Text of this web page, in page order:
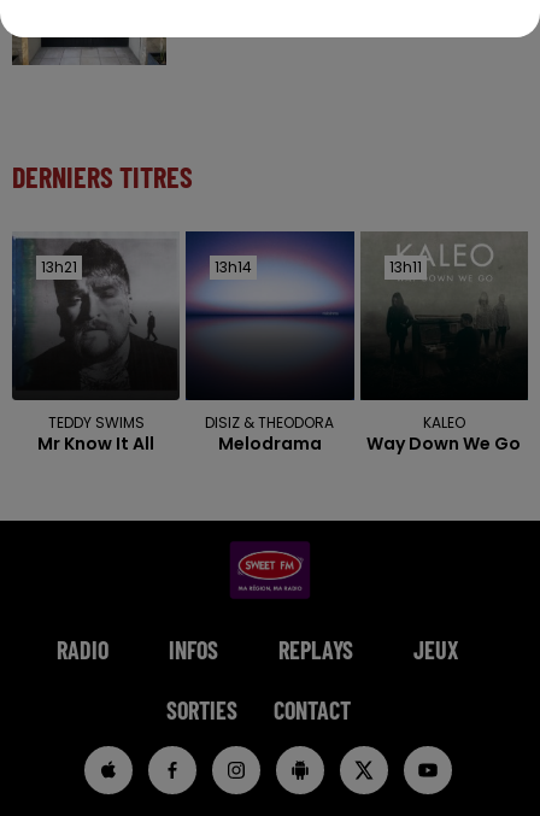
DERNIERS TITRES
13h21
13h21
TEDDY SWIMS
Mr Know It All
13h14
13h14
DISIZ & THEODORA
Melodrama
13h11
13h11
KALEO
Way Down We Go
RADIO INFOS REPLAYS JEUX
SORTIES CONTACT